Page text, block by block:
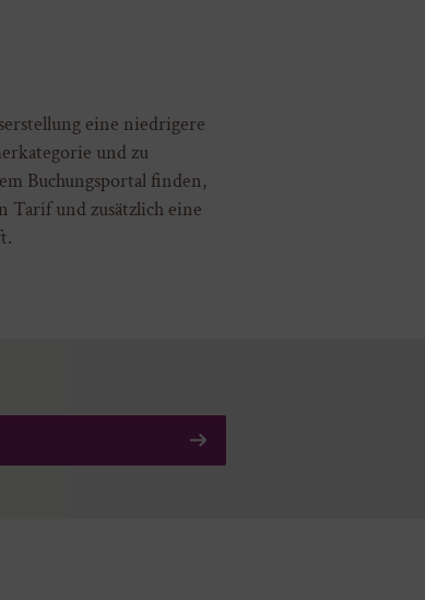
eine niedrigere
und zu
Buchungsportal finden,
Tarif und zusätzlich eine